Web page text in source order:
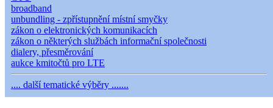
broadband
unbundling - zpřístupnění místní smyčky
zákon o elektronických komunikacích
zákon o některých službách informační společnosti
dialery, přesměrování
aukce kmitočtů pro LTE
.... další tematické výběry .......